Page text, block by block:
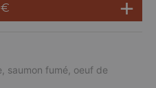
€
saumon fumé, oeuf de